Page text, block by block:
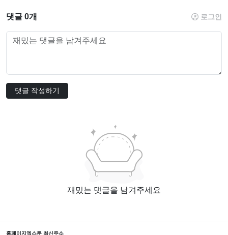
댓글 0개 로그인
댓글 작성하기
재밌는 댓글을 남겨주세요
홈페이지 엑스툰 최신주소